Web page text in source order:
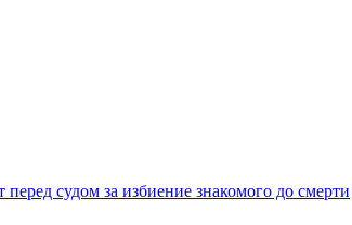
перед судом за избиение знакомого до смерти